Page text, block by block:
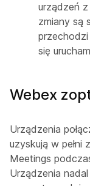
urządzeń
zmiany są
się
Webex
Urządzenia
uzyskują w pełni
Meetings
Urządzenia